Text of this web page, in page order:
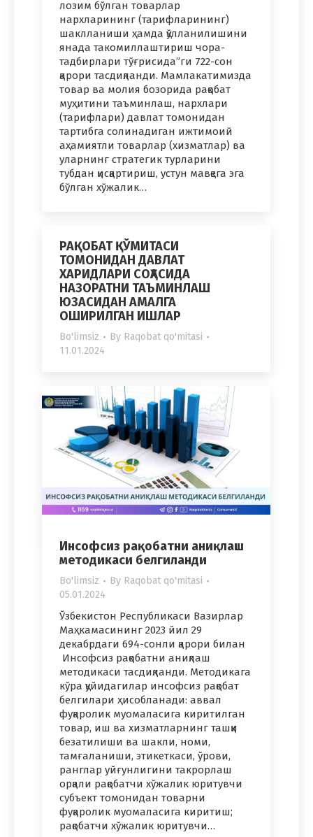
лозим бўлган товарлар
нархларининг (тарифларининг)
шаклланиши ҳамда қўлланилишини
янада такомиллаштириш чора-
тадбирлари тўғрисида”ги 722-сон
қарори тасдиқланди. Мамлакатимизда
товар ва молия бозорида рақобат
муҳитини таъминлаш, нархлари
(тарифлари) давлат томонидан
тартибга солинадиган ижтимоий
аҳамиятли товарлар (хизматлар) ва
уларнинг стратегик турларини
тубдан қисқартириш, устун мавқега эга
бўлган хўжалик…
РАҚОБАТ ҚЎМИТАСИ
ТОМОНИДАН ДАВЛАТ
ХАРИДЛАРИ СОҲАСИДА
НАЗОРАТНИ ТАЪМИНЛАШ
ЮЗАСИДАН АМАЛГА
ОШИРИЛГАН ИШЛАР
Bo'limsiz By Raqobat qo'mitasi
11.01.2024
Инсофсиз рақобатни аниқлаш
методикаси белгиланди
Bo'limsiz By Raqobat qo'mitasi
05.01.2024
Ўзбекистон Республикаси Вазирлар
Маҳкамасининг 2023 йил 29
декабрдаги 694-сонли қарори билан
Инсофсиз рақобатни аниқлаш
методикаси тасдиқланди. Методикага
кўра қуйидагилар инсофсиз рақобат
белгилари ҳисобланади: аввал
фуқаролик муомаласига киритилган
товар, иш ва хизматларнинг ташқи
безатилиши ва шакли, номи,
тамғаланиши, этикеткаси, ўрови,
ранглар уйғунлигини такрорлаш
орқали рақобатчи хўжалик юритувчи
субъект томонидан товарни
фуқаролик муомаласига киритиш;
рақобатчи хўжалик юритувчи…